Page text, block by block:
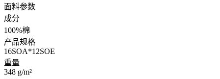
面料参数
成分
100%棉
产品规格
16SOA*12SOE
重量
348 g/m²